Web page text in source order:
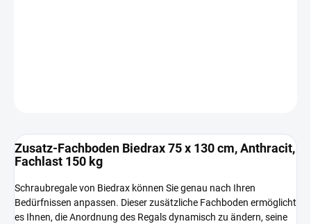
Zusatz-Fachboden Biedrax 75 x 130 cm, Anthracit,
Fachlast 150 kg
Schraubregale von Biedrax können Sie genau nach Ihren
Bedürfnissen anpassen. Dieser zusätzliche Fachboden ermöglicht
es Ihnen, die Anordnung des Regals dynamisch zu ändern, seine